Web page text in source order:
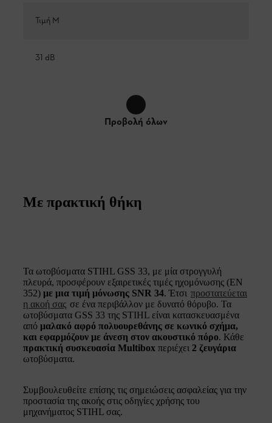
Τιμή M
31 dB
Προβολή όλων
Με πρακτική θήκη
Τα ωτοβύσματα STIHL GSS 33, με μία στρογγυλή
πλευρά, προσφέρουν εξαιρετικές τιμές ηχομόνωσης (EN
352) με μια τιμή μόνωσης SNR 34. Έτσι προστατεύεται
η ακοή σας σε ένα περιβάλλον με δυνατό θόρυβο. Τα
ωτοβύσματα GSS 33 της STIHL είναι κατασκευασμένα
από μαλακό αφρό πολυουρεθάνης σε κωνικό σχήμα,
και εφαρμόζουν με άνεση στον ακουστικό πόρο. Κάθε
πρακτική συσκευασία Multibox περιέχει 2 ζευγάρια
ωτοβύσματα.
Συμβουλευθείτε επίσης τις σημειώσεις ασφαλείας για την
προστασία της ακοής στις οδηγίες χρήσης του
μηχανήματος STIHL σας.